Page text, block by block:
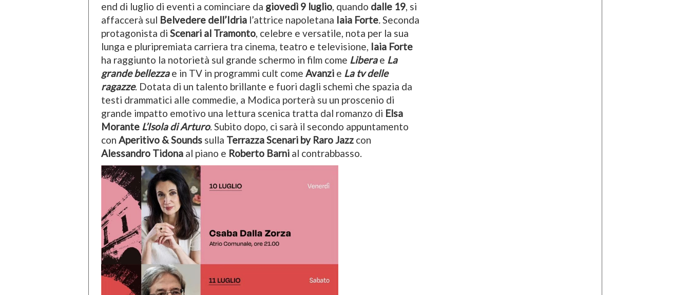
end di luglio di eventi a cominciare da giovedì 9 luglio, quando dalle 19, si
affaccerà sul Belvedere dell’Idria l’attrice napoletana Iaia Forte.Seconda
protagonista di Scenari al Tramonto, celebre e versatile, nota per la sua
lunga e pluripremiata carriera tra cinema, teatro e televisione, Iaia Forte
ha raggiunto la notorietà sul grande schermo in film come Liberae La
grande bellezzae in TV in programmi cult come Avanzi e La tv delle
ragazze. Dotata di un talento brillante e fuori dagli schemi che spazia da
testi drammatici alle commedie, a Modica porterà su un proscenio di
grande impatto emotivo una lettura scenica tratta dal romanzo di Elsa
Morante L’Isola di Arturo. Subito dopo, ci sarà il secondo appuntamento
con Aperitivo & Sounds sulla Terrazza Scenari by Raro Jazz con
Alessandro Tidona al piano e Roberto Barni al contrabbasso.